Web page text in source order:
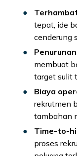
tepat, ide
cenderung
membuat
target sulit
Biaya
rekrutmen
tambahan
Time-to-
proses